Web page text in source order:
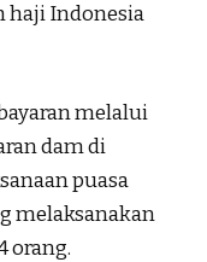
haji Indonesia
melalui
dam di
puasa
melaksanakan
orang.